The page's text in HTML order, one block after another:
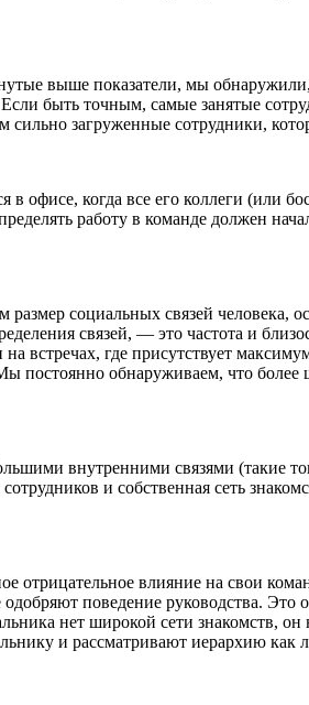
выше показатели, мы
быть точным, самые занятые
загруженные сотрудники,
офисе, когда все его коллеги (или
работу в команде должен
социальных связей человека,
связей, — это частота и
встречах, где присутствует
постоянно обнаруживаем, что более
внутренними связями (такие
и собственная сеть
отрицательное влияние на свои
поведение руководства. Это
нет широкой сети знакомств,
и рассматривают иерархию как